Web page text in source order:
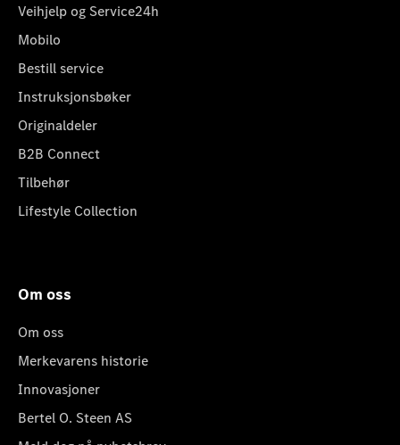
Veihjelp og Service24h
Mobilo
Bestill service
Instruksjonsbøker
Originaldeler
B2B Connect
Tilbehør
Lifestyle Collection
Om oss
Om oss
Merkevarens historie
Innovasjoner
Bertel O. Steen AS